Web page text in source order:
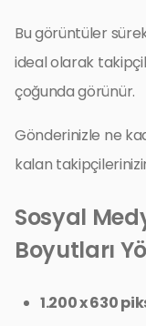
Bu görüntüler
ideal olarak
çoğunda görünür.
Gönderinizle ne
kalan
Sosyal
Boyutları
1.200 x 630